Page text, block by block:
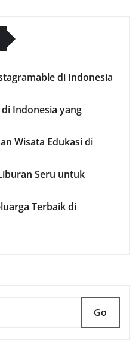
di Indonesia
Indonesia yang
Wisata Edukasi di
Seru untuk
Terbaik di
Go